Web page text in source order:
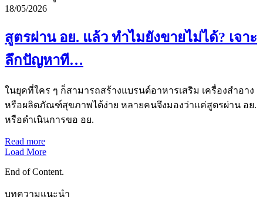
18/05/2026
สูตรผ่าน อย. แล้ว ทำไมยังขายไม่ได้? เจาะ
ลึกปัญหาที…
ในยุคที่ใคร ๆ ก็สามารถสร้างแบรนด์อาหารเสริม เครื่องสำอาง
หรือผลิตภัณฑ์สุขภาพได้ง่าย หลายคนจึงมองว่าแค่สูตรผ่าน อย.
หรือดำเนินการขอ อย.
Read more
Load More
End of Content.
บทความแนะนำ